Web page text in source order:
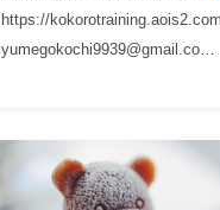
https://
yumegokochi9939@gmail.co…